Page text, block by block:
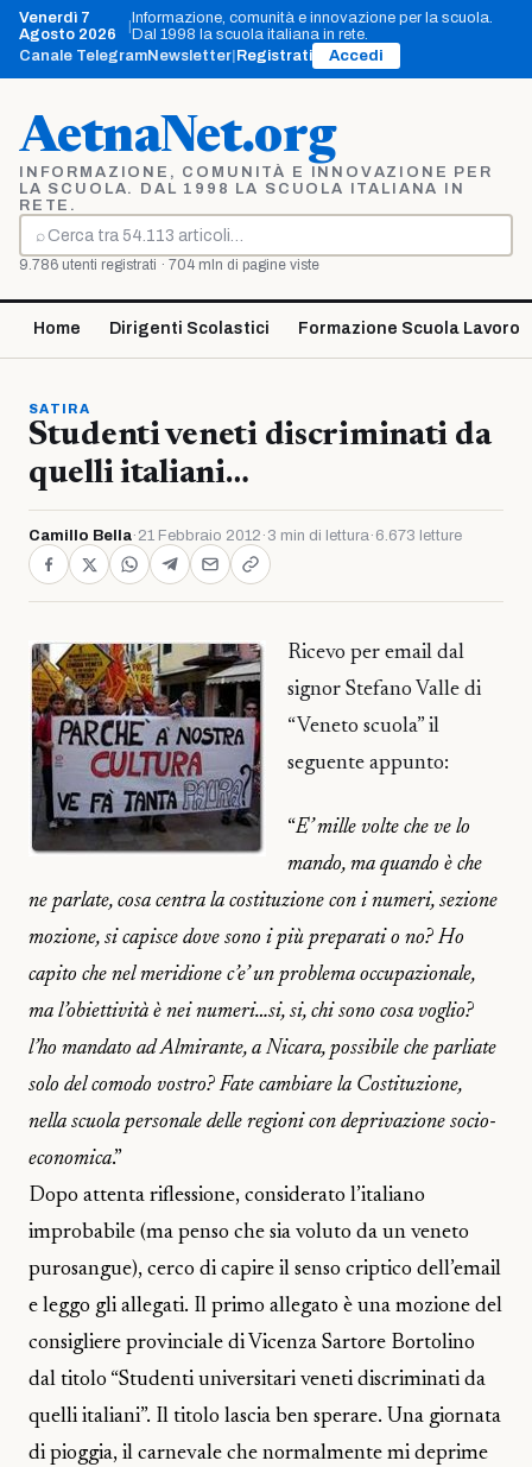
Vai
contenuto
Venerdì 7
Agosto 2026
Informazione, comunità e innovazione per la scuola.
Dal 1998 la scuola italiana in rete.
Canale TelegramNewsletter Registrati Accedi
AetnaNet.org
INFORMAZIONE, COMUNITÀ E INNOVAZIONE PER
LA SCUOLA. DAL 1998 LA SCUOLA ITALIANA IN
RETE.
⌕
Cerca
9.786 utenti registrati · 704 mln di pagine viste
Home Dirigenti Scolastici Formazione Scuola Lavoro
SATIRA
Studenti veneti discriminati da
quelli italiani…
Camillo Bella· 21 Febbraio 2012 · 3 min di lettura· 6.673 letture
Ricevo per email dal
signor Stefano Valle di
“Veneto scuola” il
seguente appunto:
“E’ mille volte che ve lo
mando, ma quando è che
ne parlate, cosa centra la costituzione con i numeri, sezione
mozione, si capisce dove sono i più preparati o no? Ho
capito che nel meridione c’e’ un problema occupazionale,
ma l’obiettività è nei numeri…si, si, chi sono cosa voglio?
l’ho mandato ad Almirante, a Nicara, possibile che parliate
solo del comodo vostro? Fate cambiare la Costituzione,
nella scuola personale delle regioni con deprivazione socio-
economica.”
Dopo attenta riflessione, considerato l’italiano
improbabile (ma penso che sia voluto da un veneto
purosangue), cerco di capire il senso criptico dell’email
e leggo gli allegati. Il primo allegato è una mozione del
consigliere provinciale di Vicenza Sartore Bortolino
dal titolo “Studenti universitari veneti discriminati da
quelli italiani”. Il titolo lascia ben sperare. Una giornata
di pioggia, il carnevale che normalmente mi deprime